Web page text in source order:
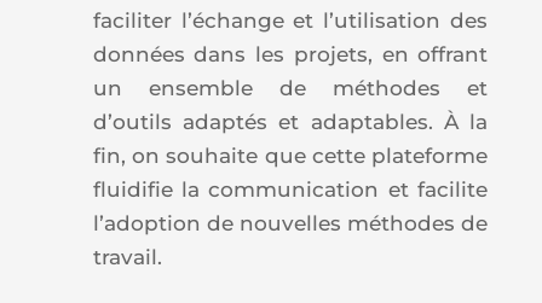
faciliter l’échange et l’utilisation des
données dans les projets, en offrant
un ensemble de méthodes et
d’outils adaptés et adaptables. À la
fin, on souhaite que cette plateforme
fluidifie la communication et facilite
l’adoption de nouvelles méthodes de
travail.